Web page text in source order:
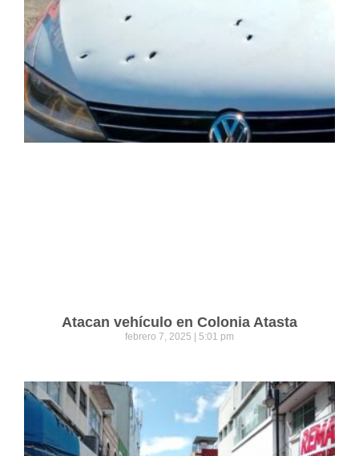
Atacan vehículo en Colonia Atasta
febrero 7, 2025 5:01 pm